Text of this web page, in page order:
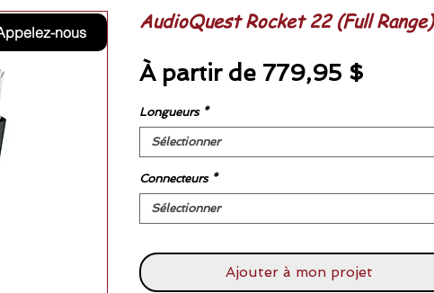
AudioQuest Rocket 22 (Full Range)
À partir de 779,95 $
Longueurs *
Sélectionner
Connecteurs *
Sélectionner
Ajouter à mon projet
nous